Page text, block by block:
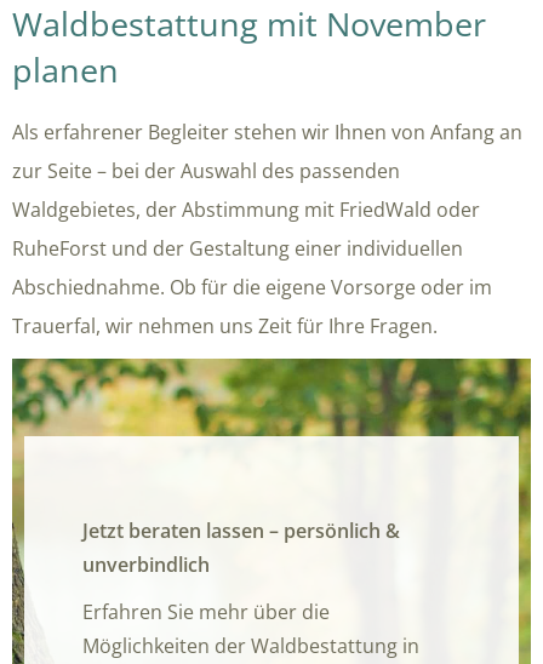
Waldbestattung mit November
planen
Als erfahrener Begleiter stehen wir Ihnen von Anfang an
zur Seite – bei der Auswahl des passenden
Waldgebietes, der Abstimmung mit FriedWald oder
RuheForst und der Gestaltung einer individuellen
Abschiednahme. Ob für die eigene Vorsorge oder im
Trauerfal, wir nehmen uns Zeit für Ihre Fragen.
Jetzt beraten lassen – persönlich &
unverbindlich
Erfahren Sie mehr über die
Möglichkeiten der Waldbestattung in